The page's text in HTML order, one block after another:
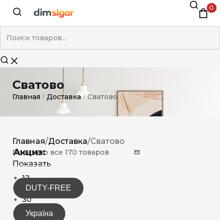
0
Сватово
Главная / Доставка / Сватово
Акциз:
DUTY-FREE
Україна
Главная/Доставка/Сватово
Показано все 170 товаров
Показать
12
15
30